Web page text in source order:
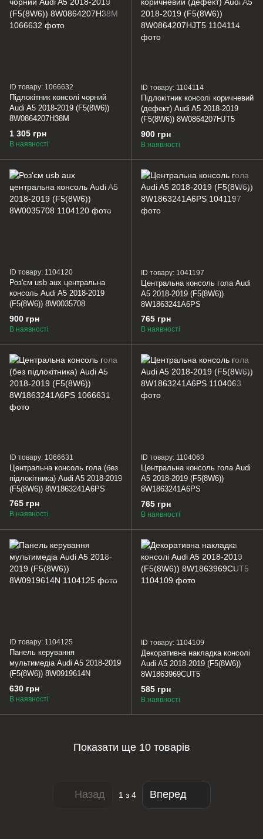
ID товару: 1066632
Підлокітник консолі чорний
Audi A5 2018-2019 (F5(8W6))
8W0864207H38M
1 305 грн
В наявності
ID товару: 1104114
Підлокітник консолі коричневий
(дефект) Audi A5 2018-2019
(F5(8W6)) 8W0864207HJT5
900 грн
В наявності
ID товару: 1104120
Роз'єм usb aux центральна
консоль Audi A5 2018-2019
(F5(8W6)) 8W0035708
900 грн
В наявності
ID товару: 1041197
Центральна консоль гола Audi
A5 2018-2019 (F5(8W6))
8W1863241A6PS
765 грн
В наявності
ID товару: 1066631
Центральна консоль гола (без
підлокітника) Audi A5 2018-2019
(F5(8W6)) 8W1863241A6PS
765 грн
В наявності
ID товару: 1104063
Центральна консоль гола Audi
A5 2018-2019 (F5(8W6))
8W1863241A6PS
765 грн
В наявності
ID товару: 1104125
Панель керування
мультимедіа Audi A5 2018-2019
(F5(8W6)) 8W0919614N
630 грн
В наявності
ID товару: 1104109
Декоративна накладка консолі
Audi A5 2018-2019 (F5(8W6))
8W1863969CUT5
585 грн
В наявності
Показати ще 10 товарів
Назад 1 з 4 Вперед